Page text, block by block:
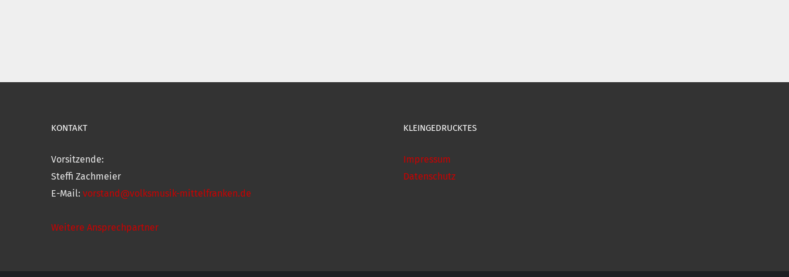
KONTAKT
Vorsitzende:
Steffi Zachmeier
E-Mail: vorstand@volksmusik-mittelfranken.de
Weitere Ansprechpartner
KLEINGEDRUCKTES
Impressum
Datenschutz